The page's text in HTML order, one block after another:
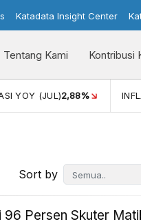
Katadata Insight Center
Tentang Kami Kontribusi
(JUL) 2,88% INFLASI
Sort by
96 Persen Skuter